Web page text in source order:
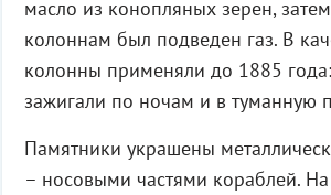
масло из конопляных зерен,
колоннам был подведен газ. В
колонны применяли до 1885
зажигали по ночам и в туманную
Памятники украшены
– носовыми частями кораблей. На